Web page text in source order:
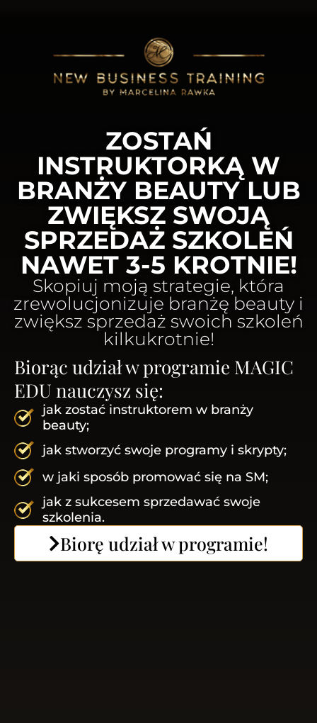
ZOSTAŃ
INSTRUKTORKĄ W
BRANŻY BEAUTY LUB
ZWIĘKSZ SWOJĄ
SPRZEDAŻ SZKOLEŃ
NAWET 3-5 KROTNIE!
Skopiuj moją strategie, która
zrewolucjonizuje branżę beauty i
zwiększ sprzedaż swoich szkoleń
kilkukrotnie!
Biorąc udział w programie MAGIC
EDU nauczysz się:
jak zostać instruktorem w branży
beauty;
jak stworzyć swoje programy i skrypty;
w jaki sposób promować się na SM;
jak z sukcesem sprzedawać swoje
szkolenia.
Biorę udział w programie!